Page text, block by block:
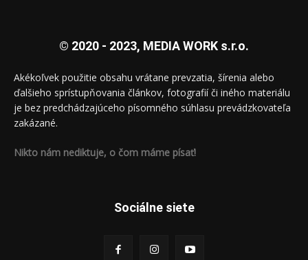
© 2020 - 2023, MEDIA WORK s.r.o.
Akékoľvek použitie obsahu vrátane prevzatia, šírenia alebo
ďalšieho sprístupňovania článkov, fotografií či iného materiálu
je bez predchádzajúceho písomného súhlasu prevádzkovateľa
zakázané.
Nikto nám nediktuje, o čom máme písať!
Sociálne siete